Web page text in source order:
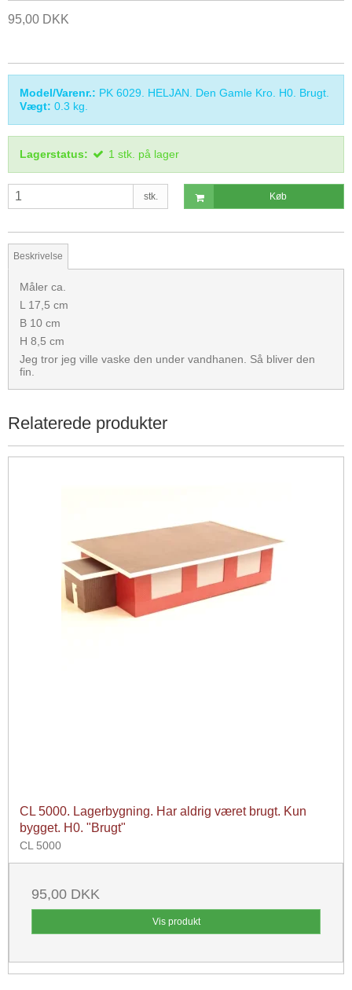
95,00 DKK
Model/Varenr.: PK 6029. HELJAN. Den Gamle Kro. H0. Brugt.
Vægt: 0.3 kg.
Lagerstatus: 1 stk. på lager
stk. Køb
Beskrivelse
Måler ca.
L 17,5 cm
B 10 cm
H 8,5 cm
Jeg tror jeg ville vaske den under vandhanen. Så bliver den
fin.
Relaterede produkter
CL 5000. Lagerbygning. Har aldrig været brugt. Kun
bygget. H0. "Brugt"
CL 5000
95,00 DKK
Vis produkt